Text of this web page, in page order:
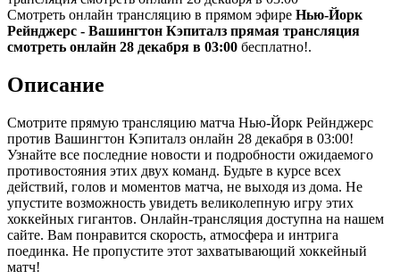
Смотреть онлайн трансляцию в прямом эфире Нью-Йорк
Рейнджерс - Вашингтон Кэпиталз прямая трансляция
смотреть онлайн 28 декабря в 03:00 бесплатно!.
Описание
Смотрите прямую трансляцию матча Нью-Йорк Рейнджерс
против Вашингтон Кэпиталз онлайн 28 декабря в 03:00!
Узнайте все последние новости и подробности ожидаемого
противостояния этих двух команд. Будьте в курсе всех
действий, голов и моментов матча, не выходя из дома. Не
упустите возможность увидеть великолепную игру этих
хоккейных гигантов. Онлайн-трансляция доступна на нашем
сайте. Вам понравится скорость, атмосфера и интрига
поединка. Не пропустите этот захватывающий хоккейный
матч!